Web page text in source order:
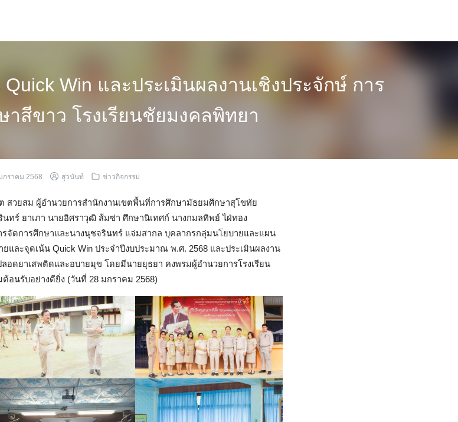
Win และประเมินผลงานเชิงประจักษ์ การ
าสีขาว โรงเรียนชัยมงคลพิทยา
กราคม 2568 สุวนันท์ ข่าวกิจกรรม
สวยสม ผู้อำนวยการสำนักงานเขตพื้นที่การศึกษามัธยมศึกษาสุโขทัย
ทร์ ยาเภา นายอิศราวุฒิ ส้มซ่า ศึกษานิเทศก์ นางกมลทิพย์ ไฝ่ทอง
จัดการศึกษาและนางนุชจรินทร์ แจ่มสากล บุคลากรกลุ่มนโยบายและแผน
ละจุดเน้น Quick Win ประจำปีงบประมาณ พ.ศ. 2568 และประเมินผลงาน
อดยาเสพติดและอบายมุข โดยมีนายยุธยา คงพรมผู้อำนวยการโรงเรียน
อนรับอย่างดียิ่ง (วันที่ 28 มกราคม 2568)